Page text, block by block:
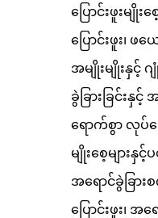
ပြောင်းဖူးမျိုး
ပြောင်းဖူး၊ ဖ
အမျိုးမျိုးနှင့်
ခွဲခြားခြင်းနှ
ရောက်စွာ လုပ်ဆ
မျိုးစေ့များနှ
အရောင်ခွဲခြ
ပြောင်းဖူး၊ အ